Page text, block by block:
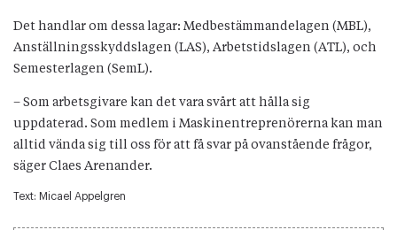
Det handlar om dessa lagar: Medbestämmandelagen (MBL),
Anställningsskyddslagen (LAS), Arbetstidslagen (ATL), och
Semesterlagen (SemL).
– Som arbetsgivare kan det vara svårt att hålla sig
uppdaterad. Som medlem i Maskinentreprenörerna kan man
alltid vända sig till oss för att få svar på ovanstående frågor,
säger Claes Arenander.
Text: Micael Appelgren